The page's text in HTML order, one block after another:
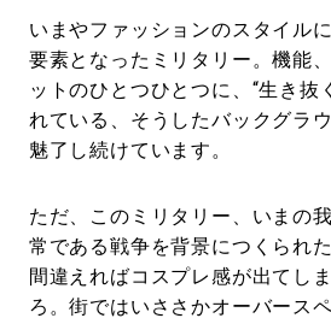
いまやファッションのスタイル
要素となったミリタリー。機能
ットのひとつひとつに、“生き抜
れている、そうしたバックグラ
魅了し続けています。
ただ、このミリタリー、いまの
常である戦争を背景につくられ
間違えればコスプレ感が出てし
ろ。街ではいささかオーバース